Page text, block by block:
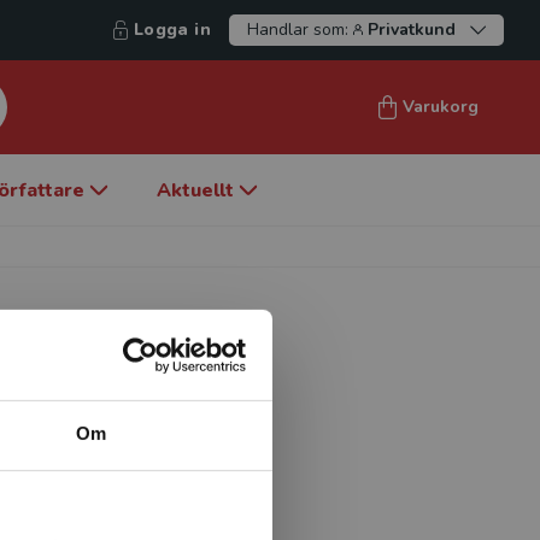
Om
Logga in Handlar som: Privatkund
Varukorg
Aktuellt